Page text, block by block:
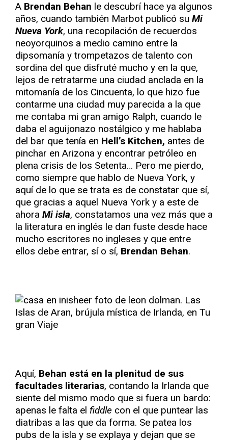
A Brendan Behan le descubrí hace ya algunos
años, cuando también Marbot publicó su Mi
Nueva York, una recopilación de recuerdos
neoyorquinos a medio camino entre la
dipsomanía y trompetazos de talento con
sordina del que disfruté mucho y en la que,
lejos de retratarme una ciudad anclada en la
mitomanía de los Cincuenta, lo que hizo fue
contarme una ciudad muy parecida a la que
me contaba mi gran amigo Ralph, cuando le
daba el aguijonazo nostálgico y me hablaba
del bar que tenía en Hell’s Kitchen, antes de
pinchar en Arizona y encontrar petróleo en
plena crisis de los Setenta… Pero me pierdo,
como siempre que hablo de Nueva York, y
aquí de lo que se trata es de constatar que sí,
que gracias a aquel Nueva York y a este de
ahora Mi isla, constatamos una vez más que a
la literatura en inglés le dan fuste desde hace
mucho escritores no ingleses y que entre
ellos debe entrar, sí o sí, Brendan Behan.
Aquí, Behan está en la plenitud de sus
facultades literarias, contando la Irlanda que
siente del mismo modo que si fuera un bardo:
apenas le falta el fiddle con el que puntear las
diatribas a las que da forma. Se patea los
pubs de la isla y se explaya y dejan que se